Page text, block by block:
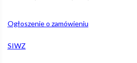
kolejowej
Ogłoszenie o zamówieniu
SIWZ